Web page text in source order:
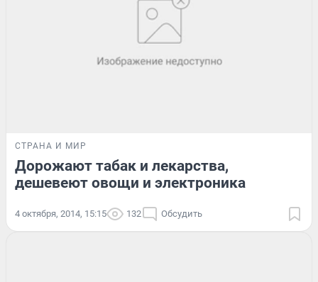
СТРАНА И МИР
Дорожают табак и лекарства,
дешевеют овощи и электроника
4 октября, 2014, 15:15 132 Обсудить